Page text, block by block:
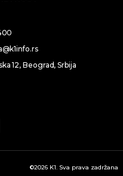
12, Beograd, Srbija
©2026 K1. Sva prava zadržana